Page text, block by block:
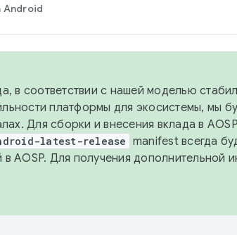
Android
в соответствии с нашей моделью
платформы для экосистемы, мы
Для сборки и внесения вклада в
latest-release manifest всегда
AOSP. Для получения дополнительной